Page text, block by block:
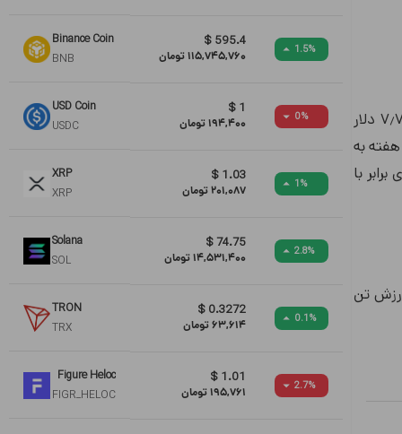
1.5%
595.4
$
115,745,760تومان
Binance Coin
BNB
0%
1
$
194,400تومان
USD Coin
USDC
1%
1.03
$
201,087تومان
XRP
XRP
2.8%
74.75
$
14,531,400تومان
Solana
SOL
0.1%
0.3272
$
63,614تومان
TRON
TRX
2.7%
1.01
$
195,761تومان
Figure Heloc
FIGR_HELOC
در پی این اخبار، قیمت تن کوین، ارز دیجیتال بومی شبکه باز تلگرام، به شدت افزایش یافت و به بالاترین سطح تاریخی خود یعنی ۷٫۷۸ دلار
در یک هفته به
با
تن